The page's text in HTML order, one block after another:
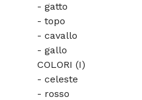
- gatto
- topo
- cavallo
- gallo
COLORI (I)
- celeste
- rosso